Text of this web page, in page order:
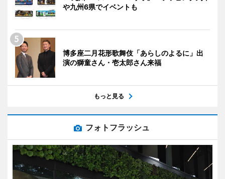
や九州6県でイベントも
博多座二月花形歌舞伎「あらしのよるに」出
演の獅童さん・壱太郎さん来福
もっと見る
フォトフラッシュ